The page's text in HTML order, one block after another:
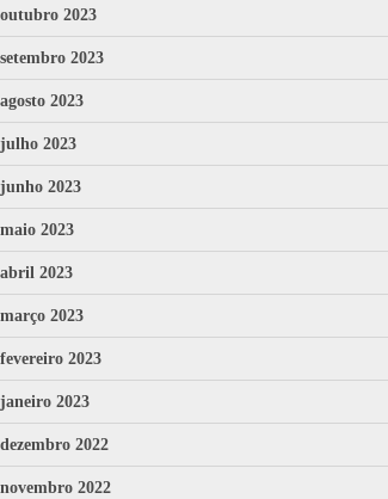
outubro 2023
setembro 2023
agosto 2023
julho 2023
junho 2023
maio 2023
abril 2023
março 2023
fevereiro 2023
janeiro 2023
dezembro 2022
novembro 2022